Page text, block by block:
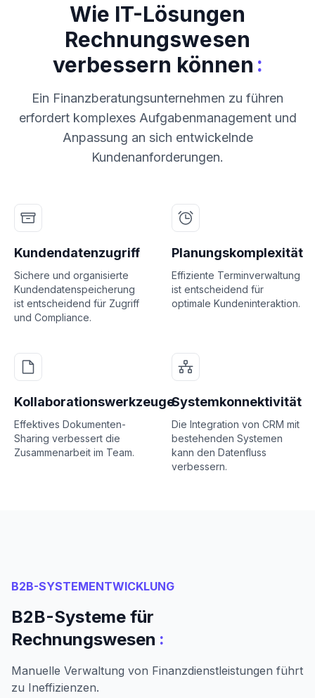
Wie IT-Lösungen
Rechnungswesen
verbessern können :
Ein Finanzberatungsunternehmen zu führen
erfordert komplexes Aufgabenmanagement und
Anpassung an sich entwickelnde
Kundenanforderungen.
Kundendatenzugriff
Sichere und organisierte
Kundendatenspeicherung
ist entscheidend für Zugriff
und Compliance.
Planungskomplexität
Effiziente Terminverwaltung
ist entscheidend für
optimale Kundeninteraktion.
Kollaborationswerkzeuge
Effektives Dokumenten-
Sharing verbessert die
Zusammenarbeit im Team.
Systemkonnektivität
Die Integration von CRM mit
bestehenden Systemen
kann den Datenfluss
verbessern.
B2B-SYSTEMENTWICKLUNG
B2B-Systeme für
Rechnungswesen :
Manuelle Verwaltung von Finanzdienstleistungen führt
zu Ineffizienzen.